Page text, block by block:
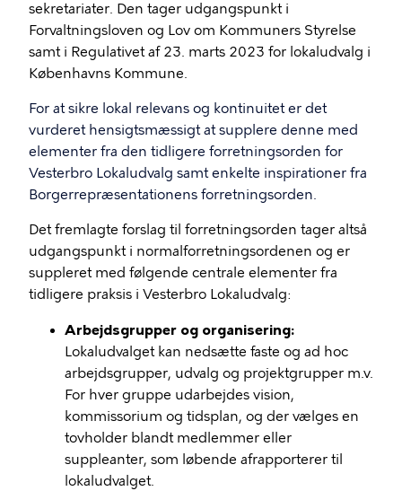
sekretariater. Den tager udgangspunkt i
Forvaltningsloven og Lov om Kommuners Styrelse
samt i Regulativet af 23. marts 2023 for lokaludvalg i
Københavns Kommune.
For at sikre lokal relevans og kontinuitet er det
vurderet hensigtsmæssigt at supplere denne med
elementer fra den tidligere forretningsorden for
Vesterbro Lokaludvalg samt enkelte inspirationer fra
Borgerrepræsentationens forretningsorden.
Det fremlagte forslag til forretningsorden tager altså
udgangspunkt i normalforretningsordenen og er
suppleret med følgende centrale elementer fra
tidligere praksis i Vesterbro Lokaludvalg:
Arbejdsgrupper og organisering:
Lokaludvalget kan nedsætte faste og ad hoc
arbejdsgrupper, udvalg og projektgrupper m.v.
For hver gruppe udarbejdes vision,
kommissorium og tidsplan, og der vælges en
tovholder blandt medlemmer eller
suppleanter, som løbende afrapporterer til
lokaludvalget.